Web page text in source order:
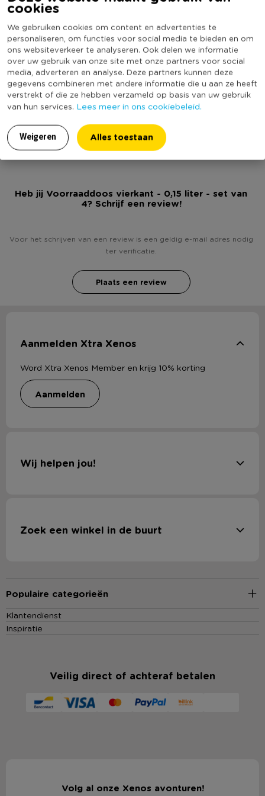
cookies
We gebruiken cookies om content en advertenties te
personaliseren, om functies voor social media te bieden en om
ons websiteverkeer te analyseren. Ook delen we informatie
over uw gebruik van onze site met onze partners voor social
media, adverteren en analyse. Deze partners kunnen deze
gegevens combineren met andere informatie die u aan ze heeft
verstrekt of die ze hebben verzameld op basis van uw gebruik
van hun services. Lees meer in ons cookiebeleid.
Weigeren Alles toestaan
* Voordeelverpakking van 4 doosjes
* Geschikt voor vaatwasser, magnetron, koelkast, vriezer
Kleur
Inhoud in liter
0.25
Minimale bestelhoeveelheid
4
Productlengte (cm)
6
Vaatwasmachine bestendig
Ja
Deksel
Ja
Duurzaamheidsscore
bekend
Heb jij Voorraaddoos vierkant - 0,15 liter - set van
4? Schrijf een review!
Voor het schrijven van een review is een geldig e-mail adres nodig
ter verificatie.
Plaats een review
Aanmelden Xtra Xenos
Word Xtra Xenos Member en krijg 10% korting
aanmelden
Wij helpen jou!
Zoek een winkel in de buurt
Populaire categorieën
Klantendienst
Inspiratie
Veilig direct of achteraf betalen
Volg al onze Xenos avonturen!